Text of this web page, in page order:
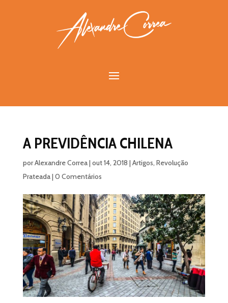
A PREVIDÊNCIA CHILENA
porAlexandre Correa|out 14, 2018 |Artigos,Revolução
Prateada|0 Comentários